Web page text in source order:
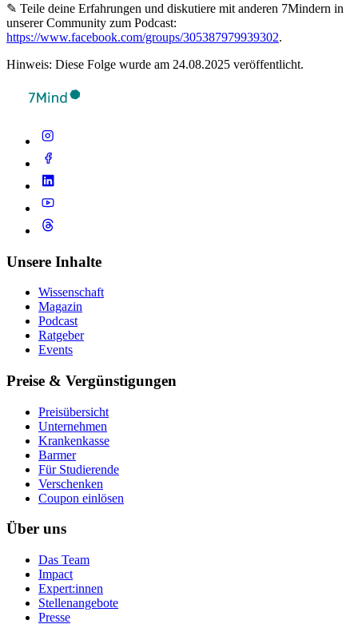
✎ Teile deine Erfahrungen und diskutiere mit anderen 7Mindern in
unserer Community zum Podcast:
https://www.facebook.com/groups/305387979939302.
Hinweis: Diese Folge wurde am 24.08.2025 veröffentlicht.
Unsere Inhalte
Wissenschaft
Magazin
Podcast
Ratgeber
Events
Preise & Vergünstigungen
Preisübersicht
Unternehmen
Krankenkasse
Barmer
Für Studierende
Ver­schen­ken
Coupon einlösen
Über uns
Das Team
Impact
Expert:innen
Stellenangebote
Presse